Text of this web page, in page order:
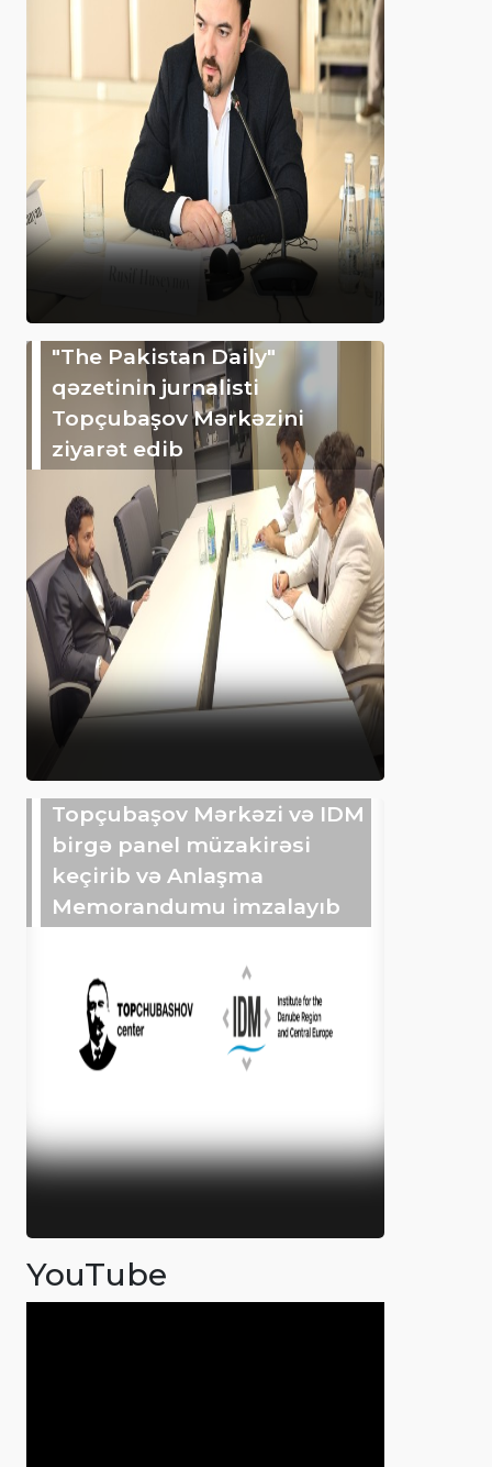
"The Pakistan Daily"
qəzetinin jurnalisti
Topçubaşov Mərkəzini
ziyarət edib
Topçubaşov Mərkəzi və IDM
birgə panel müzakirəsi
keçirib və Anlaşma
Memorandumu imzalayıb
YouTube